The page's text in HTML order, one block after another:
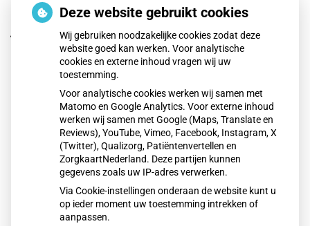
Wat is het RS-virus en waaraan herken
je het?
Het RS-virus veroorzaakt vooral in herfst en winter
luchtweginfecties bij baby’s, jonge kinderen en kwetsbare
ouderen. Klachten variëren van verkoudheid tot ernstige
benauwdheid. Meestal geneest het vanzelf, maar soms is
ziekenhuiszorg nodig. Goede hygiëne en de nieuwe RS-prik
voor baby’s verkleinen risico’s.
Lees het hele artikel op: Nationale zorggids
Publicatiedatum:16-12-2025
Deze website gebruikt cookies
Wij gebruiken noodzakelijke cookies zodat deze
website goed kan werken. Voor analytische
cookies en externe inhoud vragen wij uw
toestemming.
Voor analytische cookies werken wij samen met
Matomo en Google Analytics. Voor externe inhoud
werken wij samen met Google (Maps, Translate en
Reviews), YouTube, Vimeo, Facebook, Instagram, X
(Twitter), Qualizorg, Patiëntenvertellen en
ZorgkaartNederland. Deze partijen kunnen
gegevens zoals uw IP-adres verwerken.
Via Cookie-instellingen onderaan de website kunt u
op ieder moment uw toestemming intrekken of
aanpassen.